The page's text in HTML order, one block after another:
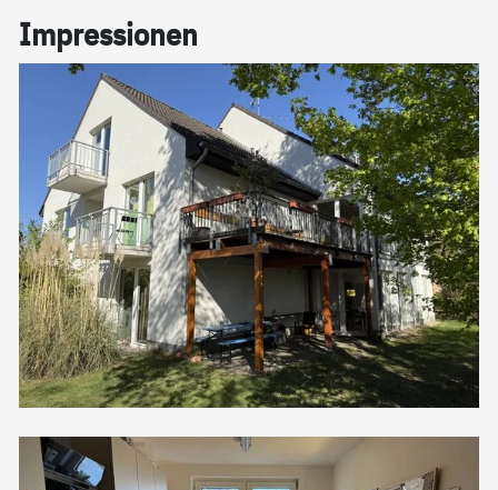
Im­pres­sio­nen